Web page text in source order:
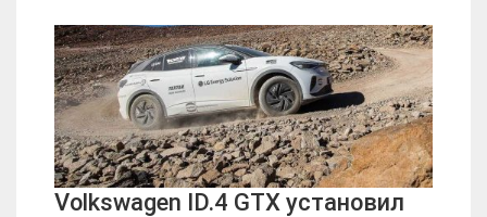
Volkswagen ID.4 GTX установил